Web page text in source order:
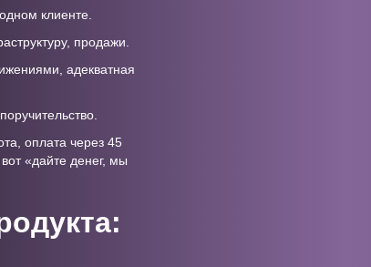
клиенте.
продажи.
адекватная
оплата через 45
«дайте денег, мы